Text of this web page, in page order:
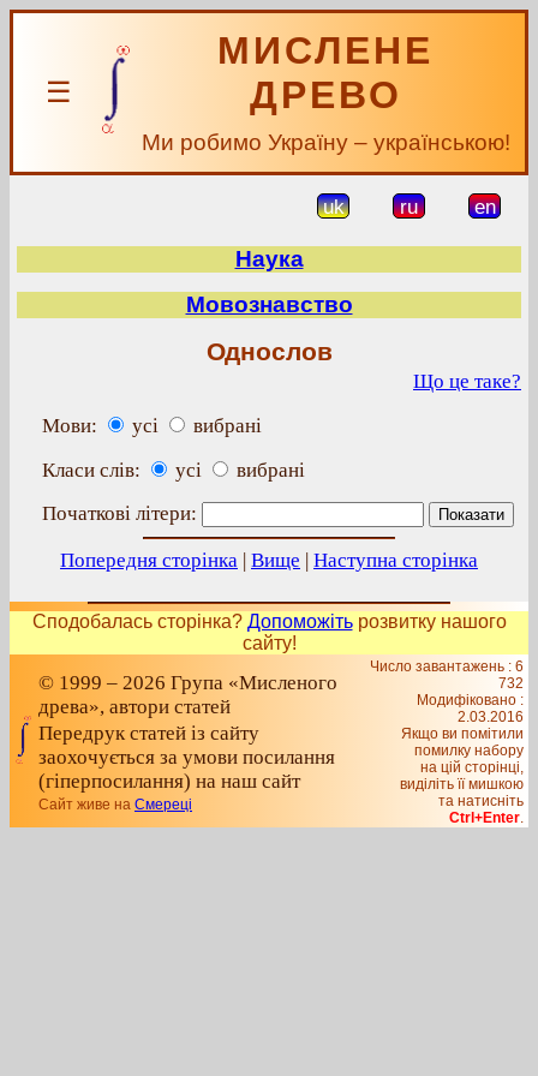
☰
МИСЛЕНЕ
ДРЕВО
Ми робимо Україну – українською!
uk ru en
Наука
Мовознавство
Однослов
Що це таке?
Мови:
усі
вибрані
Класи слів:
усі
вибрані
Початкові літери:
Попередня сторінка | Вище | Наступна сторінка
Сподобалась сторінка? Допоможітьрозвитку нашого
сайту!
© 1999 – 2026 Група «Мисленого
древа», автори статей
Передрук статей із сайту
заохочується за умови посилання
(гіперпосилання) на наш сайт
Сайт живе на Смереці
Число завантажень : 6
732
Модифіковано :
2.03.2016
Якщо ви помітили
помилку набору
на цiй сторiнцi,
видiлiть її мишкою
та натисніть
Ctrl+Enter.